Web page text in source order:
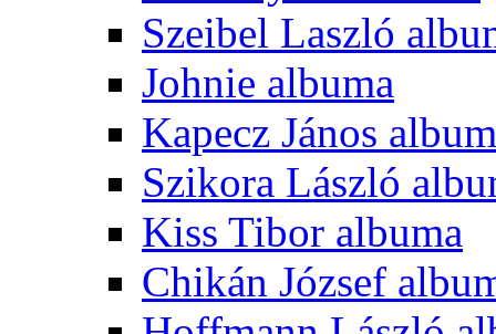
Szeibel Laszló
Johnie albuma
Kapecz János
Szikora László
Kiss Tibor albuma
Chikán József